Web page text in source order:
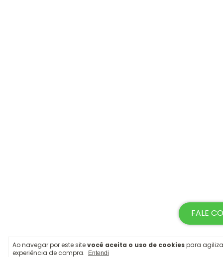
Ao navegar por este sitevocê aceita o uso de cookiespara
experiência de compra.
Entendi
FALE